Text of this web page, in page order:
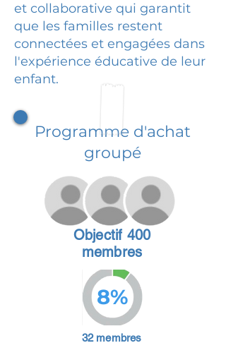
et collaborative qui garantit
que les familles restent
connectées et engagées dans
l'expérience éducative de leur
enfant.
Programme d'achat
groupé
Objectif 400
membres
8%
32 membres